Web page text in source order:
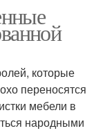
которые
переносятся
мебели в
народными